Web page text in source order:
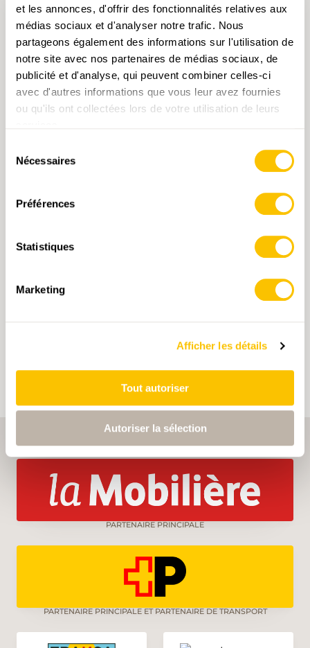
et les annonces, d'offrir des fonctionnalités relatives aux
médias sociaux et d'analyser notre trafic. Nous
partageons également des informations sur l'utilisation de
notre site avec nos partenaires de médias sociaux, de
publicité et d'analyse, qui peuvent combiner celles-ci
avec d'autres informations que vous leur avez fournies
ou qu'ils ont collectées lors de votre utilisation de leurs
Nécessaires
Préférences
Statistiques
Marketing
Afficher les détails
Tout autoriser
Autoriser la sélection
DAVANTAGE D'INFORMATIONS
Promotion des chemins de randonnée pédestre
peuvent être enregistrés que dans un compte
PARTENAIRE PRINCIPALE
PARTENAIRE PRINCIPALE ET PARTENAIRE DE TRANSPORT